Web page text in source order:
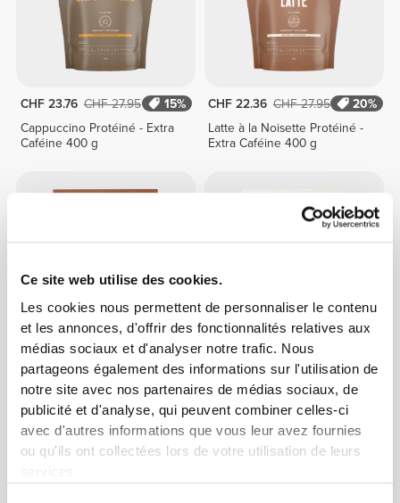
Ce site web utilise des cookies.
Les cookies nous permettent de personnaliser le contenu
et les annonces, d'offrir des fonctionnalités relatives aux
médias sociaux et d'analyser notre trafic. Nous
partageons également des informations sur l'utilisation de
notre site avec nos partenaires de médias sociaux, de
publicité et d'analyse, qui peuvent combiner celles-ci
avec d'autres informations que vous leur avez fournies
ou qu'ils ont collectées lors de votre utilisation de leurs
CHF 23.76 CHF 27.95
15%
Cappuccino Protéiné - Extra
Caféine 400 g
CHF 22.36 CHF 27.95
20%
Latte à la Noisette Protéiné -
Extra Caféine 400 g
CHF 22.36 CHF 27.95
20%
Mocaccino Protéiné - Extra
Caféine 400 g
CHF 22.36 CHF 27.95
20%
Latte Protéiné 400 g